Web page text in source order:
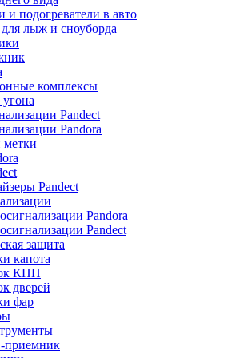
и подогреватели в авто
лыж и сноуборда
комплексы
Pandect
Pandora
метки
Pandect
Pandora
Pandect
защита
капота
КПП
дверей
фар
приемник